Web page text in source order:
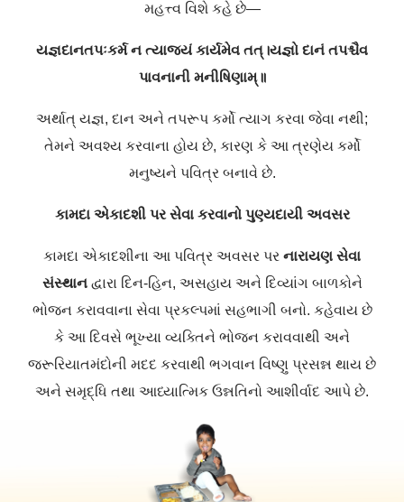
મહત્ત્વ વિશે કહે છે—
યજ્ઞદાનતપઃકર્મ ન ત્યાજ્યં કાર્યમેવ તત્।યજ્ઞો દાનં તપશ્ચૈવ
પાવનાની મનીષિણામ્॥
અર્થાત્ યજ્ઞ, દાન અને તપરૂપ કર્મો ત્યાગ કરવા જેવા નથી;
તેમને અવશ્ય કરવાના હોય છે, કારણ કે આ ત્રણેય કર્મો
મનુષ્યને પવિત્ર બનાવે છે.
કામદા એકાદશી પર સેવા કરવાનો પુણ્યદાયી અવસર
કામદા એકાદશીના આ પવિત્ર અવસર પર નારાયણ સેવા
સંસ્થાનદ્વારા દિન-હિન, અસહાય અને દિવ્યાંગ બાળકોને
ભોજન કરાવવાના સેવા પ્રકલ્પમાં સહભાગી બનો. કહેવાય છે
કે આ દિવસે ભૂખ્યા વ્યક્તિને ભોજન કરાવવાથી અને
જરૂરિયાતમંદોની મદદ કરવાથી ભગવાન વિષ્ણુ પ્રસન્ન થાય છે
અને સમૃદ્ધિ તથા આધ્યાત્મિક ઉન્નતિનો આશીર્વાદ આપે છે.